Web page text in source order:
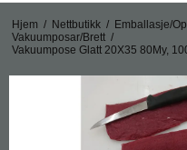
Hjem / Nettbutikk / Emballasje/
Vakuumposar/Brett /
Vakuumpose Glatt 20X35 80My,